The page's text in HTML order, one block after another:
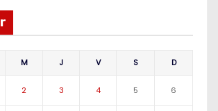
M J V S D
2 3 4 5 6